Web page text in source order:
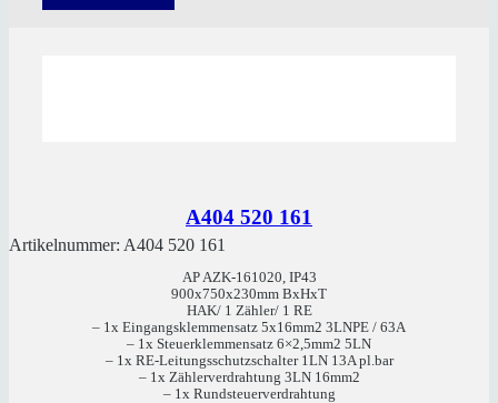
A404 520 161
Artikelnummer: A404 520 161
AP AZK-161020, IP43
900x750x230mm BxHxT
HAK/ 1 Zähler/ 1 RE
– 1x Eingangsklemmensatz 5x16mm2 3LNPE / 63A
– 1x Steuerklemmensatz 6×2,5mm2 5LN
– 1x RE-Leitungsschutzschalter 1LN 13A pl.bar
– 1x Zählerverdrahtung 3LN 16mm2
– 1x Rundsteuerverdrahtung